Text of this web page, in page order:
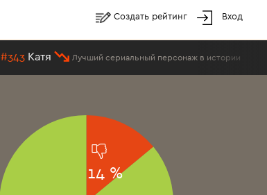
Создать рейтинг Вход
Лучший сериальный персонаж в истории #338 Олег
14 %